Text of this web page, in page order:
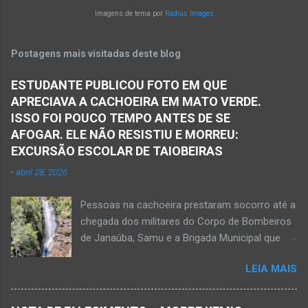
Norte de Minas. Ainda segundo a polícia, o
da rodovia entre os municípios de Monte Azul e
ficaram presas nas ferragens. Equipes do
Pelotão do Corpo de Bombeiros Militar de
Janaúba seguiram para o local. Uma mulher
morreu e a outra vítima ficou gravemente
ferida e foi levada pelos socorristas do Samu
para o hospital na cidade de Monte Azul. Essa
do Suporte Aéreo Avançado de Vida (SAAV)
para unidade hospi...
Imagens de tema por Radius Images
Postagens mais visitadas deste blog
ESTUDANTE PUBLICOU FOTO EM QUE
APRECIAVA A CACHOEIRA EM MATO VERDE.
ISSO FOI POUCO TEMPO ANTES DE SE
AFOGAR. ELE NÃO RESISTIU E MORREU:
EXCURSÃO ESCOLAR DE TAIOBEIRAS
-abril 28, 2026
Pessoas na cachoeira prestaram socorro até a
chegada dos militares do Corpo de Bombeiros
de Janaúba, Samu e a Brigada Municipal que
resistiu e foi a óbito Foto álbum pessoal Kauan
Pereira Alves publicou em sua rede social a
foto em que apreciava a Cachoeira Maria Rosa,
LEIA MAIS